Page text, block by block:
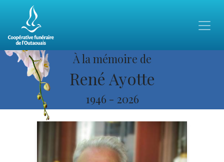
À la mémoire de
René Ayotte
1946 - 2026